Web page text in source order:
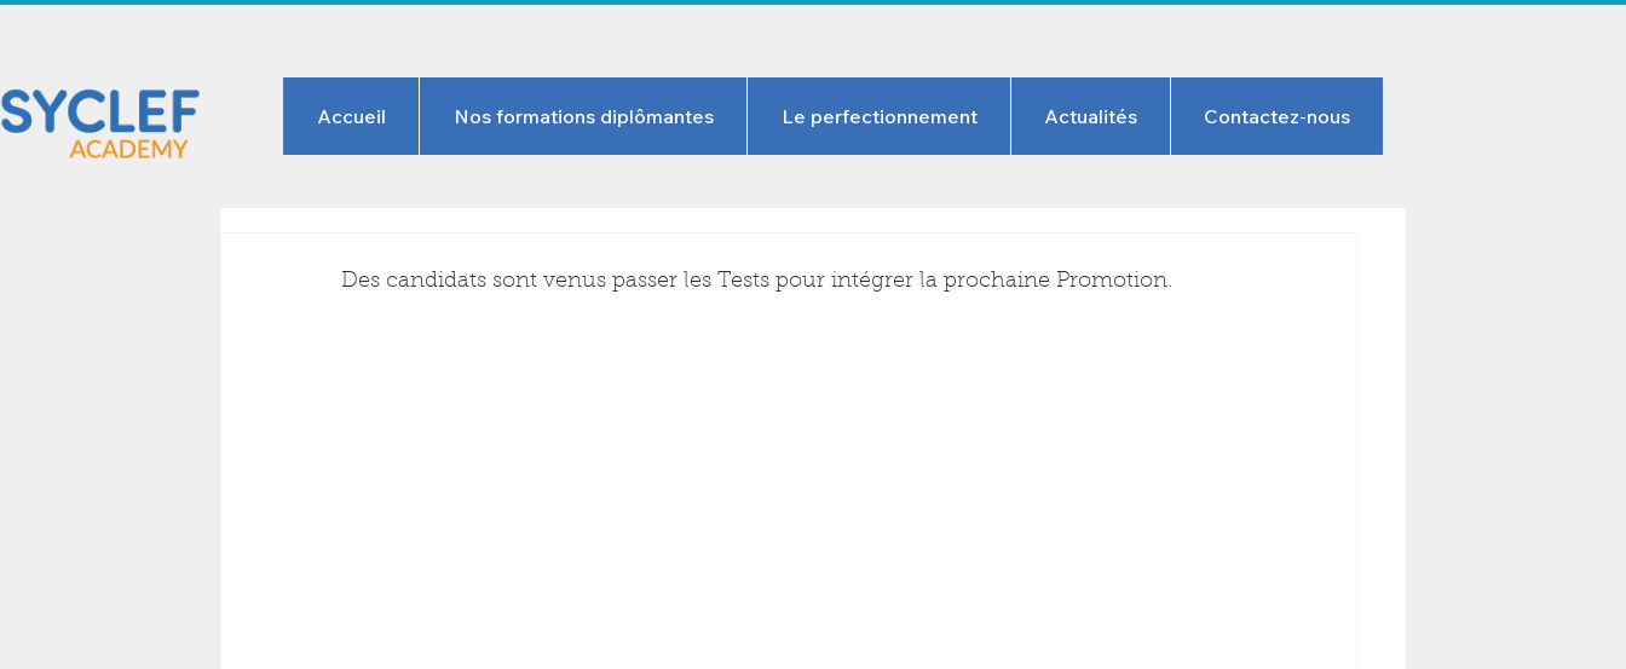
Accueil Nos formations diplômantes Le perfectionnement Actualités Contactez-nous
Des candidats sont venus passer les Tests pour intégrer la prochaine Promotion.